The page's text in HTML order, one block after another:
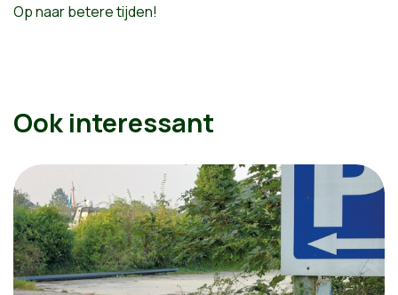
Op naar betere tijden!
Ook interessant